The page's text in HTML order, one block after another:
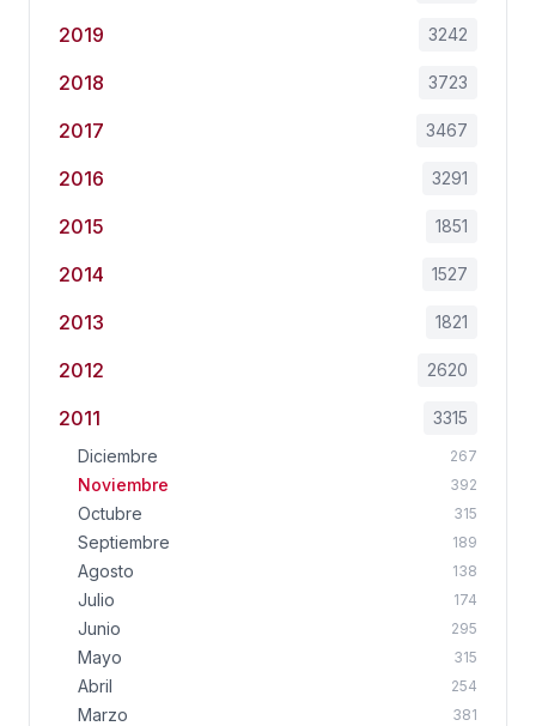
2019 3242
2018 3723
2017 3467
2016 3291
2015 1851
2014 1527
2013 1821
2012 2620
2011
3315
Diciembre
267
Noviembre 392
Octubre 315
Septiembre 189
Agosto 138
Julio 174
Junio 295
Mayo 315
Abril 254
Marzo 381